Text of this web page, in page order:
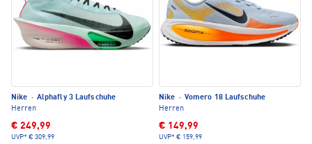
Nike · Alphafly 3 Laufschuhe
Herren
€ 249,99
UVP* € 309,99
Nike · Vomero 18 Laufschuhe
Herren
€ 149,99
UVP* € 159,99